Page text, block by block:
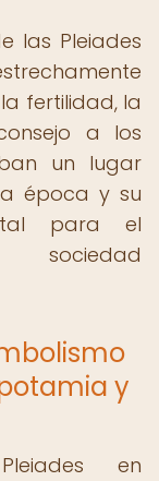
las Pleiades
fertilidad, la
a los
un lugar
época y su
para el
y
en